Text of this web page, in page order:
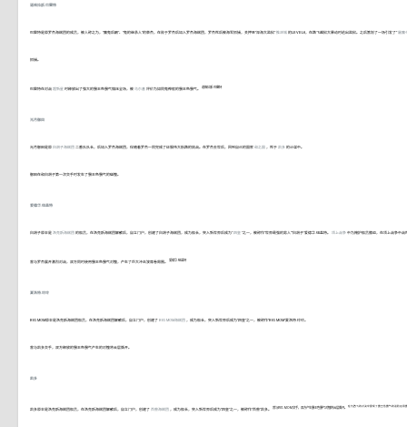
道格拉斯·巴雷特
巴雷特是原罗杰海贼团的成员，被人称之为，“魔鬼后嗣”、“鬼的继承人”的豪杰，在败于罗杰后加入罗杰海贼团，罗杰死后被海军抓捕，关押至“深海大监狱”推进城 的LEVEL6，在路飞越狱大暴动时逃出监狱。之后策划了一场引发了“屠魔
抓捕。
巴雷特在对战 超新星 时释放出了强大的霸王色霸气镇压全场，被 乌尔基 评价为如同鬼神般的霸王色霸气。 道格拉斯·巴雷特
光月御田
光月御田是原 白胡子海贼团 二番队队长，后加入罗杰海贼团，伴随着罗杰一同完成了征服伟大航路的挑战。在罗杰去世后，回到自己的国家 和之国 ，死于 凯多 的计谋中。
御田在和白胡子第一次交手时发生了霸王色霸气的碰撞。
爱德华·纽盖特
白胡子原本是 洛克斯海贼团 的船员，在洛克斯海贼团解散后，自立门户，创建了白胡子海贼团，成为船长，突入新世界后成为“四皇 ”之一，被称作“世界最强的男人”“白胡子”爱德华·纽盖特。 顶上战争 中为掩护船员撤退，在顶上战争中战
曾与罗杰展开激烈对战，双方同时使用霸王色霸气对撞，产生了巨大冲击波席卷周围。 爱德华·纽盖特
夏洛特·玲玲
BIG MOM原本是洛克斯海贼团船员，在洛克斯海贼团解散后，自立门户，创建了 BIG MOM海贼团 ，成为船长，突入新世界后成为“四皇”之一，被称作“BIG MOM”夏洛特·玲玲。
曾与凯多交手，双方释放的霸王色霸气产生的对撞将云层撕开。
凯多
凯多原本是洛克斯海贼团船员，在洛克斯海贼团解散后，自立门户，创建了 百兽海贼团 ，成为船长，突入新世界后成为“四皇”之一，被称作“百兽”凯多。 曾与BIG MOM交手，双方产生霸王色霸气对撞将云层撕开。 在与路飞的对决中展现了霸王色霸气的进阶运用